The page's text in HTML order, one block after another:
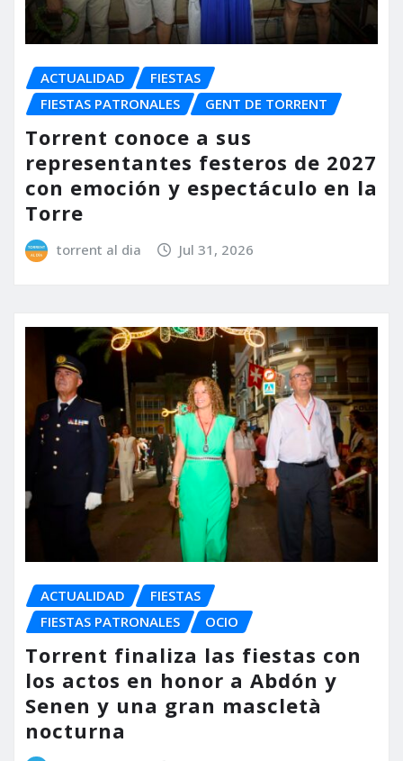
ACTUALIDAD
FIESTAS
FIESTAS PATRONALES
GENT DE TORRENT
Torrent conoce a sus
representantes festeros de 2027
con emoción y espectáculo en la
Torre
torrent al dia Jul 31, 2026
ACTUALIDAD
FIESTAS
FIESTAS PATRONALES
OCIO
Torrent finaliza las fiestas con
los actos en honor a Abdón y
Senen y una gran mascletà
nocturna